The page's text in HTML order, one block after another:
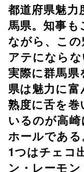
都道府県魅
馬県。知事
ながら、こ
アテにならな
実際に群馬
県は魅力に
熟度に舌を
いるのが高
ホールである
1つはチェコ
ン・レーモ